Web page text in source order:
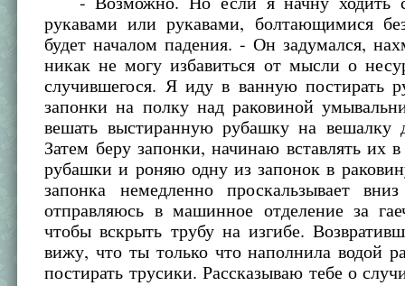
рукавами или рукавами, болтающимися
будет началом падения. - Он задумался,
никак не могу избавиться от мысли о
случившегося. Я иду в ванную постирать
запонки на полку над раковиной
вешать выстиранную рубашку на вешалку
Затем беру запонки, начинаю вставлять их
рубашки и роняю одну из запонок в
запонка немедленно проскальзывает
отправляюсь в машинное отделение за
чтобы вскрыть трубу на изгибе.
вижу, что ты только что наполнила водой
постирать трусики. Рассказываю тебе о